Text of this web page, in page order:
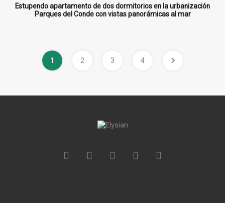
Estupendo apartamento de dos dormitorios en la urbanización
Parques del Conde con vistas panorámicas al mar
1 2 3 4